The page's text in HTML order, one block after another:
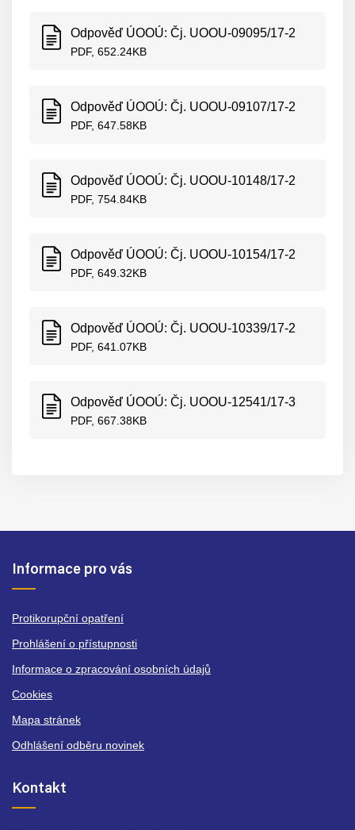
Odpověď ÚOOÚ: Čj. UOOU-09095/17-2
PDF, 652.24KB
Odpověď ÚOOÚ: Čj. UOOU-09107/17-2
PDF, 647.58KB
Odpověď ÚOOÚ: Čj. UOOU-10148/17-2
PDF, 754.84KB
Odpověď ÚOOÚ: Čj. UOOU-10154/17-2
PDF, 649.32KB
Odpověď ÚOOÚ: Čj. UOOU-10339/17-2
PDF, 641.07KB
Odpověď ÚOOÚ: Čj. UOOU-12541/17-3
PDF, 667.38KB
Informace pro vás
Protikorupční opatření
Prohlášení o přístupnosti
Informace o zpracování osobních údajů
Cookies
Mapa stránek
Odhlášení odběru novinek
Kontakt